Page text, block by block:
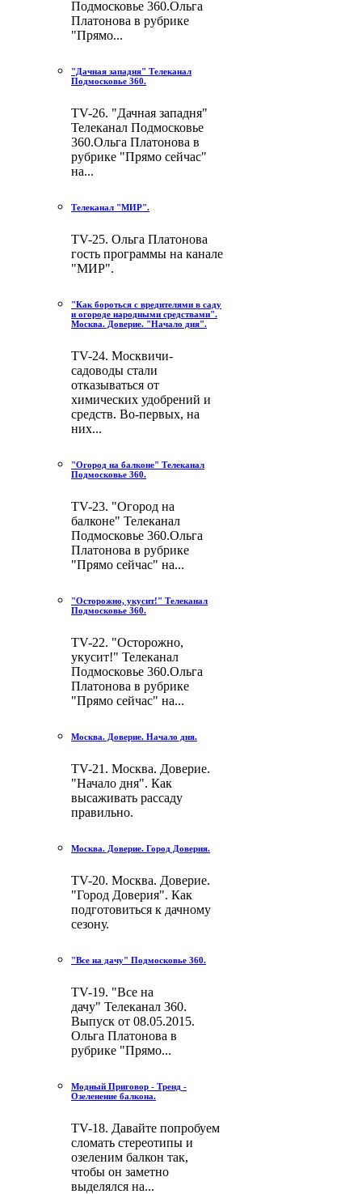
Подмосковье 360.Ольга
Платонова в рубрике
"Прямо...
"Дачная западня" Телеканал
Подмосковье 360.
TV-26. "Дачная западня"
Телеканал Подмосковье
360.Ольга Платонова в
рубрике "Прямо сейчас"
на...
Телеканал "МИР".
TV-25. Ольга Платонова
гость программы на канале
"МИР".
"Как бороться с вредителями в саду
и огороде народными средствами".
Москва. Доверие. "Начало дня".
TV-24. Москвичи-
садоводы стали
отказываться от
химических удобрений и
средств. Во-первых, на
них...
"Огород на балконе" Телеканал
Подмосковье 360.
TV-23. "Огород на
балконе" Телеканал
Подмосковье 360.Ольга
Платонова в рубрике
"Прямо сейчас" на...
"Осторожно, укусит!" Телеканал
Подмосковье 360.
TV-22. "Осторожно,
укусит!" Телеканал
Подмосковье 360.Ольга
Платонова в рубрике
"Прямо сейчас" на...
Москва. Доверие. Начало дня.
TV-21. Москва. Доверие.
"Начало дня". Как
высаживать рассаду
правильно.
Москва. Доверие. Город Доверия.
TV-20. Москва. Доверие.
"Город Доверия". Как
подготовиться к дачному
сезону.
"Все на дачу" Подмосковье 360.
TV-19. "Все на
дачу" Телеканал 360.
Выпуск от 08.05.2015.
Ольга Платонова в
рубрике "Прямо...
Модный Приговор - Тренд -
Озеленение балкона.
TV-18. Давайте попробуем
сломать стереотипы и
озеленим балкон так,
чтобы он заметно
выделялся на...